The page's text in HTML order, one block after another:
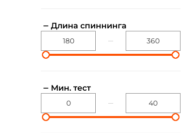
Длина спиннинга
Мин. тест